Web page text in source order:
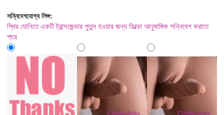
সন্নিবেশযোগ্য লিঙ্গ:
স্থির যোনিতে একটি ট্রান্সজেন্ডার পুতুল হওয়ার জন্য ডিল্ডো আনুষাঙ্গিক সন্নিবেশ করাতে
পারে